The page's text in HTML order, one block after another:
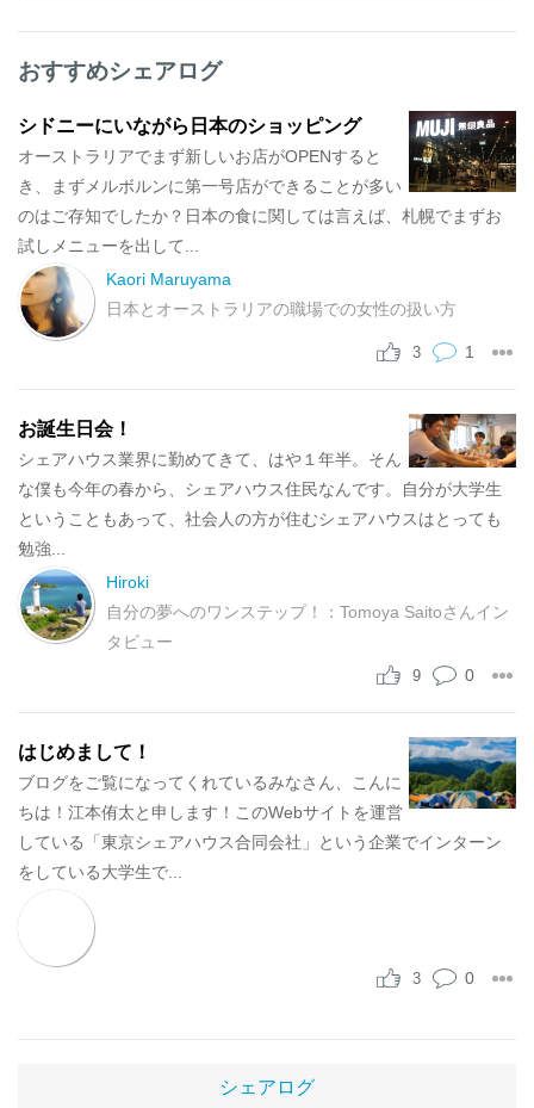
おすすめシェアログ
シドニーにいながら日本のショッピング
オーストラリアでまず新しいお店がOPENすると
き、まずメルボルンに第一号店ができることが多い
のはご存知でしたか？日本の食に関しては言えば、札幌でまずお
試しメニューを出して...
Kaori Maruyama
日本とオーストラリアの職場での女性の扱い方
1
3
お誕生日会！
シェアハウス業界に勤めてきて、はや１年半。そん
な僕も今年の春から、シェアハウス住民なんです。自分が大学生
ということもあって、社会人の方が住むシェアハウスはとっても
勉強...
Hiroki
自分の夢へのワンステップ！：Tomoya Saitoさんイン
タビュー
0
9
はじめまして！
ブログをご覧になってくれているみなさん、こんに
ちは！江本侑太と申します！このWebサイトを運営
している「東京シェアハウス合同会社」という企業でインターン
をしている大学生で...
0
3
シェアログ